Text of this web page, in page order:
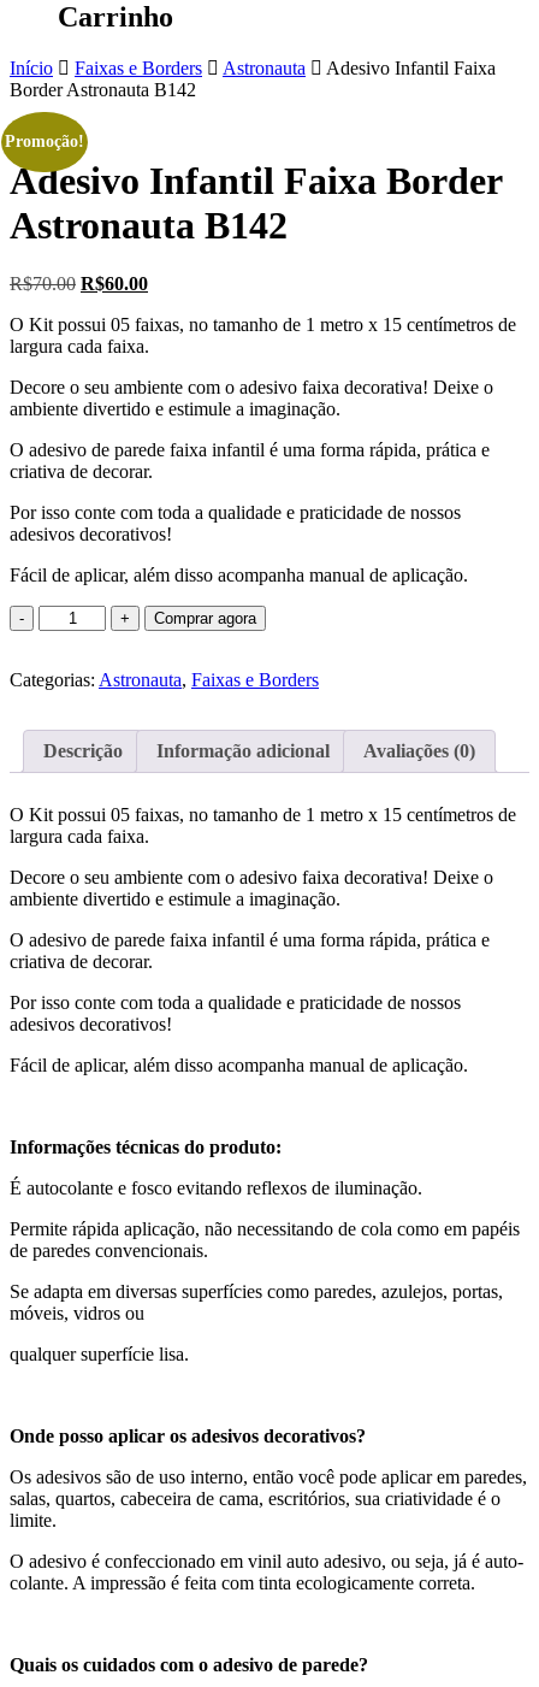
Carrinho
Início Faixas e Borders Astronauta
Adesivo Infantil Faixa
Border Astronauta B142
Promoção!
Adesivo Infantil Faixa Border
Astronauta B142
R$70.00 O
original
era:
R$60.00O
atual
é:
O Kit possui 05 faixas, no tamanho de 1 metro x 15 centímetros de
largura cada faixa.
Decore o seu ambiente com o adesivo faixa decorativa! Deixe o
ambiente divertido e estimule a imaginação.
O adesivo de parede faixa infantil é uma forma rápida, prática e
criativa de decorar.
Por isso conte com toda a qualidade e praticidade de nossos
adesivos decorativos!
Fácil de aplicar, além disso acompanha manual de aplicação.
Quantidade
de
Infantil
Astronauta
Comprar agora
Categorias: Astronauta, Faixas e Borders
Descrição Informação adicional Avaliações (0)
O Kit possui 05 faixas, no tamanho de 1 metro x 15 centímetros de
largura cada faixa.
Decore o seu ambiente com o adesivo faixa decorativa! Deixe o
ambiente divertido e estimule a imaginação.
O adesivo de parede faixa infantil é uma forma rápida, prática e
criativa de decorar.
Por isso conte com toda a qualidade e praticidade de nossos
adesivos decorativos!
Fácil de aplicar, além disso acompanha manual de aplicação.
Informações técnicas do produto:
É autocolante e fosco evitando reflexos de iluminação.
Permite rápida aplicação, não necessitando de cola como em papéis
de paredes convencionais.
Se adapta em diversas superfícies como paredes, azulejos, portas,
móveis, vidros ou
qualquer superfície lisa.
Onde posso aplicar os adesivos decorativos?
Os adesivos são de uso interno, então você pode aplicar em paredes,
salas, quartos, cabeceira de cama, escritórios, sua criatividade é o
limite.
O adesivo é confeccionado em vinil auto adesivo, ou seja, já é auto-
colante. A impressão é feita com tinta ecologicamente correta.
Quais os cuidados com o adesivo de parede?